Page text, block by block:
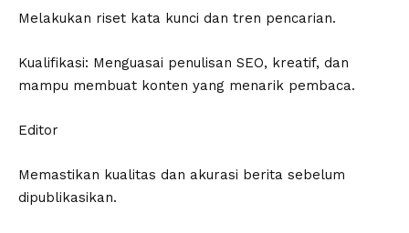
Melakukan riset kata kunci dan tren pencarian.
Kualifikasi: Menguasai penulisan SEO, kreatif, dan
mampu membuat konten yang menarik pembaca.
Editor
Memastikan kualitas dan akurasi berita sebelum
dipublikasikan.